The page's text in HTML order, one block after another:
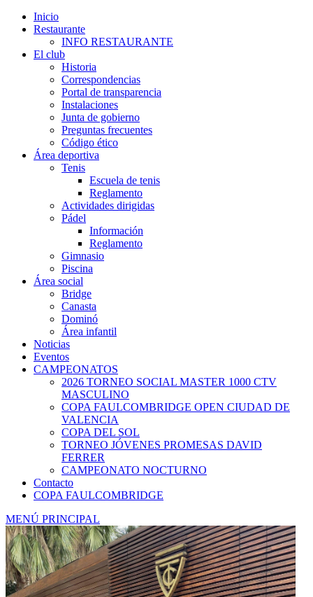
Inicio
Restaurante
INFO RESTAURANTE
El club
Historia
Correspondencias
Portal de transparencia
Instalaciones
Junta de gobierno
Preguntas frecuentes
Código ético
Área deportiva
Tenis
Escuela de tenis
Reglamento
Actividades dirigidas
Pádel
Información
Reglamento
Gimnasio
Piscina
Área social
Bridge
Canasta
Dominó
Área infantil
Noticias
Eventos
CAMPEONATOS
2026 TORNEO SOCIAL MASTER 1000 CTV
MASCULINO
COPA FAULCOMBRIDGE OPEN CIUDAD DE
VALENCIA
COPA DEL SOL
TORNEO JÓVENES PROMESAS DAVID
FERRER
CAMPEONATO NOCTURNO
Contacto
COPA FAULCOMBRIDGE
MENÚ PRINCIPAL